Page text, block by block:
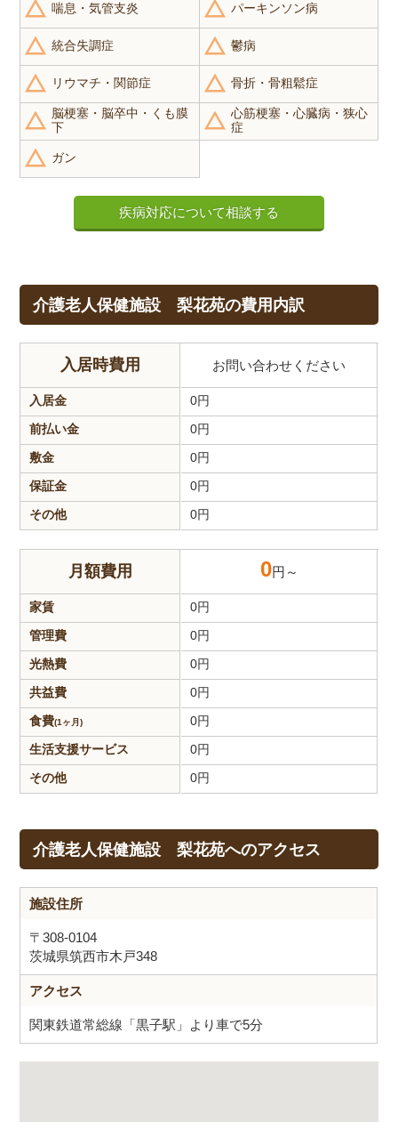
喘息・気管支炎 パーキンソン病
統合失調症 鬱病
リウマチ・関節症 骨折・骨粗鬆症
脳梗塞・脳卒中・くも膜
下
心筋梗塞・心臓病・狭心
症
ガン
疾病対応について相談する
介護老人保健施設 梨花苑の費用内訳
入居時費用 お問い合わせください
入居金
前払い金
敷金
保証金
その他
0円
0円
0円
0円
0円
月額費用 0円～
家賃
管理費
光熱費
共益費
食費(1ヶ月)
生活支援サービス
その他
0円
0円
0円
0円
0円
0円
0円
介護老人保健施設 梨花苑へのアクセス
施設住所
〒308-0104
茨城県筑西市木戸348
アクセス
関東鉄道常総線「黒子駅」より車で5分